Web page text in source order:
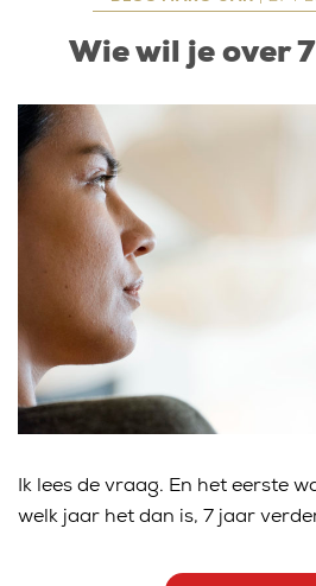
Wie wil je over
Ik lees de vraag. En het eerste
welk jaar het dan is, 7 jaar